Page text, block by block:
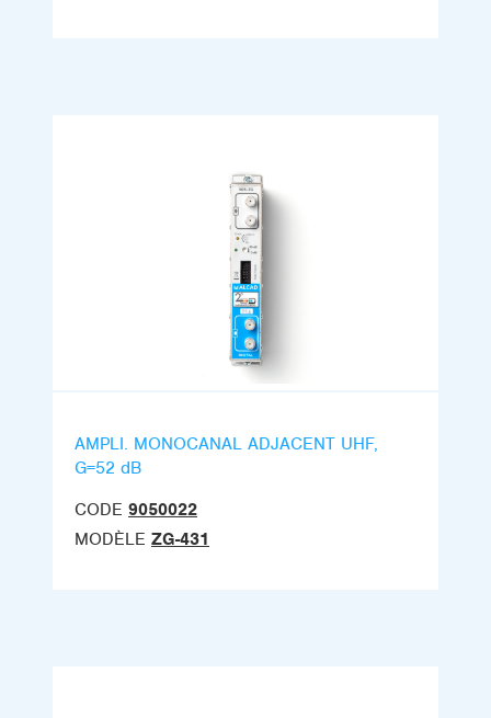
AMPLI. MONOCANAL ADJACENT UHF,
G=52 dB
CODE 9050022
MODÈLE ZG-431